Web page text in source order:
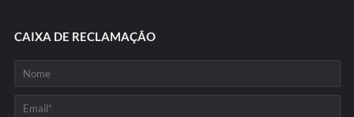
CAIXA DE RECLAMAÇÃO